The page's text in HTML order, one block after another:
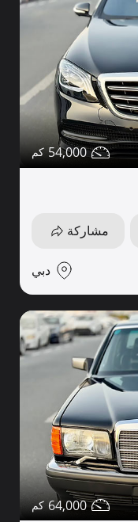
54,000
مشاركة
دبي
64,000